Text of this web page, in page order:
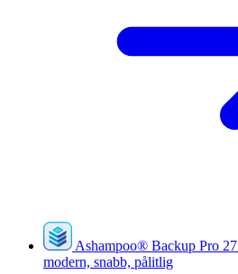
Ashampoo® Backup Pro 27
modern, snabb, pålitlig